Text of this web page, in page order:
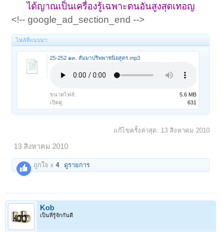
ได้ญาณเป็นเครื่องรู้เฉพาะตนอันสูงสุดเทอญ
<!-- google_ad_section_end -->
ไฟล์ที่แนบมา:
25-252 ๑๓. สัมมาปริพพาชนิยสูตร.mp3
ขนาดไฟล์:
5.6 MB
เปิดดู:
631
แก้ไขครั้งล่าสุด: 13 สิงหาคม 2010
13 สิงหาคม 2010
ถูกใจ x4 ดูรายการ
Kob
เป็นที่รู้จักกันดี